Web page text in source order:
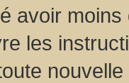
avoir
les